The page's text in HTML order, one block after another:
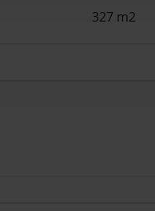
327 m2